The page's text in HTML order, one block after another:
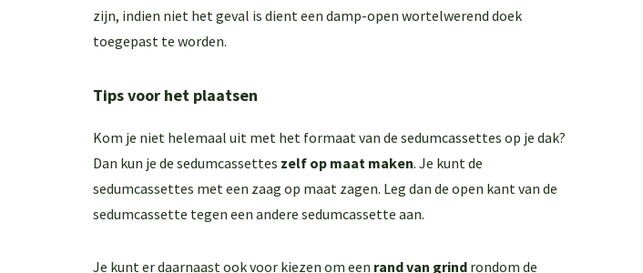
zijn, indien niet het geval is dient een damp-open wortelwerend doek
toegepast te worden.
Tips voor het plaatsen
Kom je niet helemaal uit met het formaat van de sedumcassettes op je dak?
Dan kun je de sedumcassettes zelf op maat maken. Je kunt de
sedumcassettes met een zaag op maat zagen. Leg dan de open kant van de
sedumcassette tegen een andere sedumcassette aan.
Je kunt er daarnaast ook voor kiezen om een rand van grind rondom de